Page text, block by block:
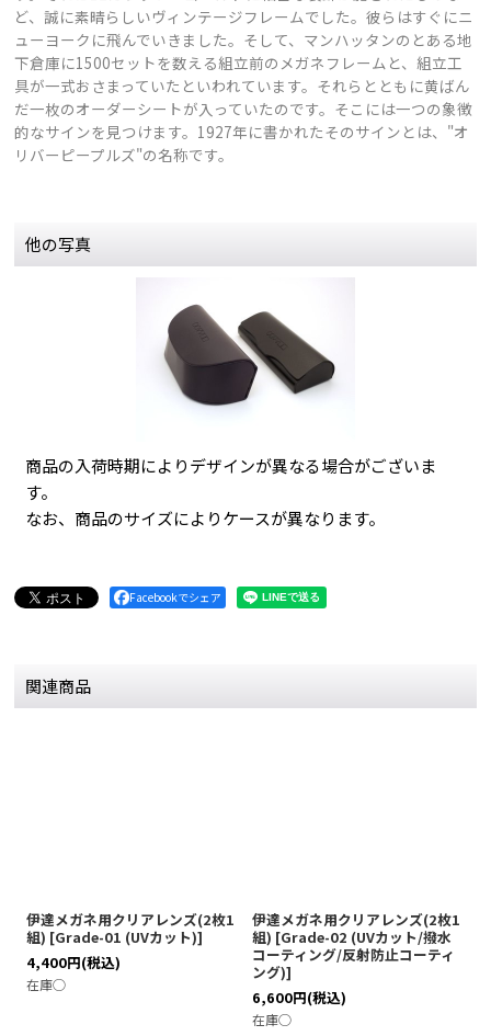
ど、誠に素晴らしいヴィンテージフレームでした。彼らはすぐにニ
ューヨークに飛んでいきました。そして、マンハッタンのとある地
下倉庫に1500セットを数える組立前のメガネフレームと、組立工
具が一式おさまっていたといわれています。それらとともに黄ばん
だ一枚のオーダーシートが入っていたのです。そこには一つの象徴
的なサインを見つけます。1927年に書かれたそのサインとは、"オ
リバーピープルズ"の名称です。
他の写真
商品の入荷時期によりデザインが異なる場合がございま
す。
なお、商品のサイズによりケースが異なります。
Facebookでシェア
関連商品
伊達メガネ用クリアレンズ(2枚1
組) [Grade-01 (UVカット)]
4,400円(税込)
在庫◯
伊達メガネ用クリアレンズ(2枚1
組) [Grade-02 (UVカット/撥水
コーティング/反射防止コーティ
ング)]
6,600円(税込)
在庫◯